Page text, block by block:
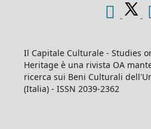
Il Capitale Culturale - Studies
Heritage è una rivista OA
ricerca sui Beni Culturali
(Italia) - ISSN 2039-2362